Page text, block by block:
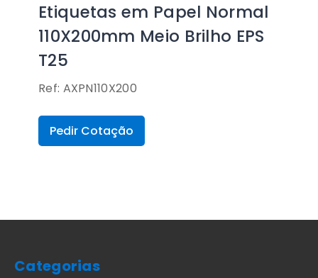
Etiquetas em Papel Normal
110X200mm Meio Brilho EPS
T25
Ref: AXPN110X200
Pedir Cotação
Categorias